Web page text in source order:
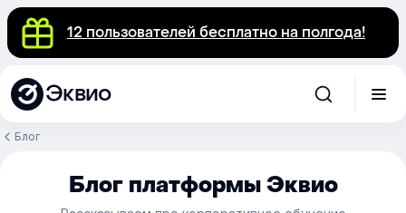
12 пользователей бесплатно на полгода!
Эквио
Блог
Блог платформы Эквио